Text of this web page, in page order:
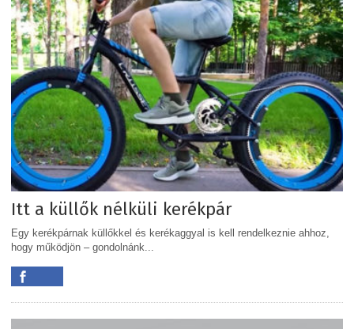
Itt a küllők nélküli kerékpár
Egy kerékpárnak küllőkkel és kerékaggyal is kell rendelkeznie ahhoz,
hogy működjön – gondolnánk...